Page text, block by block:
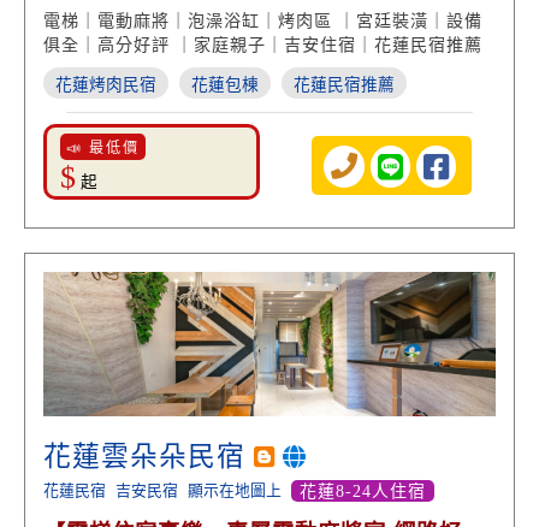
娛樂 近花蓮市】
電梯｜電動麻將｜泡澡浴缸｜烤肉區 ｜宮廷裝潢｜設備
俱全｜高分好評 ｜家庭親子｜吉安住宿｜花蓮民宿推薦
花蓮烤肉民宿 花蓮包棟 花蓮民宿推薦
📣 最低價
$ 起
花蓮雲朵朵民宿
花蓮民宿 吉安民宿 顯示在地圖上 花蓮8-24人住宿